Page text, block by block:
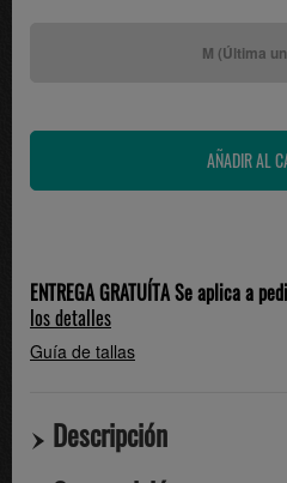
ENTREGA GRATUÍTA Se aplica a
los detalles
Guía de tallas
Descripción